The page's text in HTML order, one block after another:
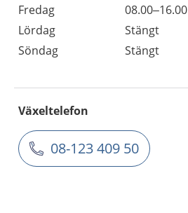
Fredag
08.00–16.00
Lördag
Stängt
Söndag
Stängt
Växeltelefon
08-123 409 50